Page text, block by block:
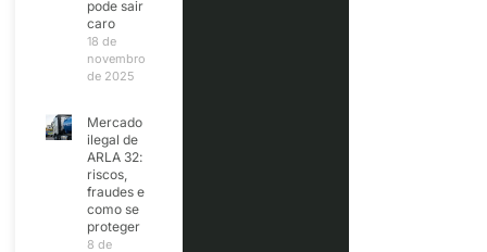
pode sair
caro
18 de
novembro
de 2025
Mercado
ilegal de
ARLA 32:
riscos,
fraudes e
como se
proteger
8 de